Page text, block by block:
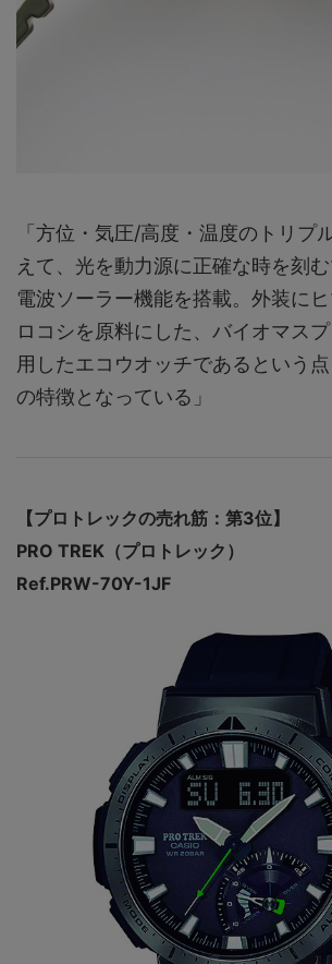
「方位・気圧/高度・温度のトリプ
えて、光を動力源に正確な時を刻
電波ソーラー機能を搭載。外装に
ロコシを原料にした、バイオマス
用したエコウオッチであるという
の特徴となっている」
【プロトレックの売れ筋：第3位】
PRO TREK（プロトレック）
Ref.PRW-70Y-1JF